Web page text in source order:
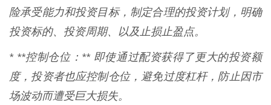
险承受能力和投资目标，制定合理的投资计划，明确
投资标的、投资周期、以及止损止盈点。
* **控制仓位：** 即使通过配资获得了更大的投资额
度，投资者也应控制仓位，避免过度杠杆，防止因市
场波动而遭受巨大损失。